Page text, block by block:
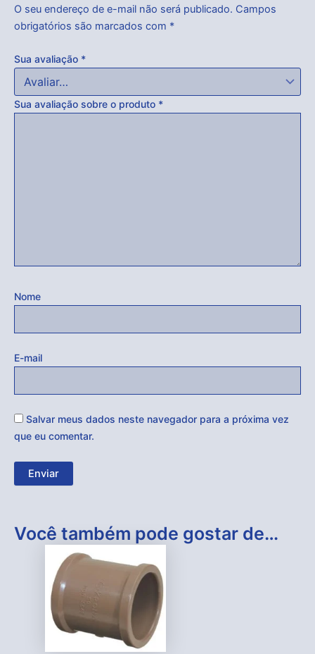
O seu endereço de e-mail não será publicado. Campos
obrigatórios são marcados com *
Sua avaliação *
Sua avaliação sobre o produto *
Nome
E-mail
Salvar meus dados neste navegador para a próxima vez
que eu comentar.
Você também pode gostar de…